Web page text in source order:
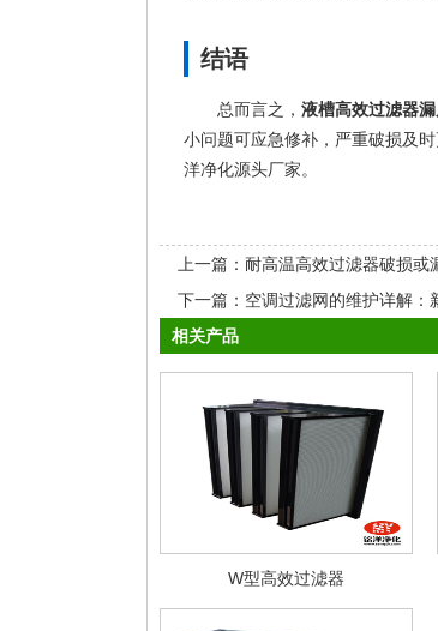
结语
总而言之， 液槽高效过滤器
小问题可应急修补，严重破损及
洋净化源头厂家。
上一篇： 耐高温高效过滤器破损或
下一篇： 空调过滤网的维护详解：
相关产品
W型高效过滤器